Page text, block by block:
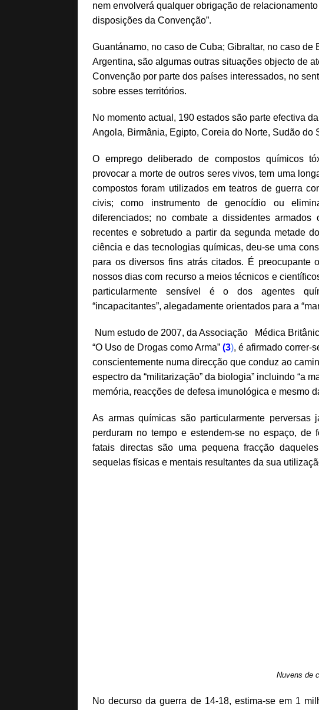
nem envolverá qualquer obrigação de
disposições da Convenção”.
Guantánamo, no caso de Cuba; Gibraltar, no caso de
Argentina, são algumas outras situações objecto de
Convenção por parte dos países interessados, no
sobre esses territórios.
No momento actual, 190 estados são parte efectiva
Angola, Birmânia, Egipto, Coreia do Norte, Sudão do
O emprego deliberado de compostos químicos
provocar a morte de outros seres vivos, tem uma
compostos foram utilizados em teatros de guerra
civis; como instrumento de genocídio ou
diferenciados; no combate a dissidentes
recentes e sobretudo a partir da segunda metade
ciência e das tecnologias químicas, deu-se uma
para os diversos fins atrás citados. É preocupante
nossos dias com recurso a meios técnicos e
particularmente sensível é o dos agentes
“incapacitantes”, alegadamente orientados para a
Num estudo de 2007, da Associação Médica
“O Uso de Drogas como Arma” (3), é afirmado correr-
conscientemente numa direcção que conduz ao
espectro da “militarização” da biologia” incluindo “a
memória, reacções de defesa imunológica e mesmo
As armas químicas são particularmente
perduram no tempo e estendem-se no espaço, de
fatais directas são uma pequena fracção
sequelas físicas e mentais resultantes da sua
Nuvens de
No decurso da guerra de 14-18, estima-se em 1